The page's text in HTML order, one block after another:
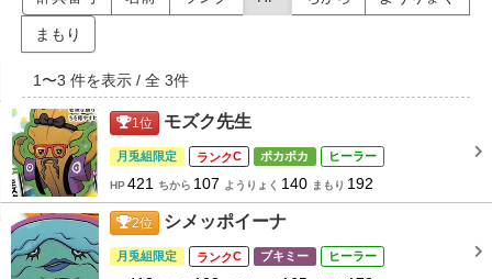
まもり
1 〜3 件を表示 / 全 3件
1位 モズク先生
月兎組限定 C ポカポカ ヒーラー
HP421 ちから 107 ようりょく 140 まもり 192
2位 シメッポイーナ
月兎組限定 C ブキミー ヒーラー